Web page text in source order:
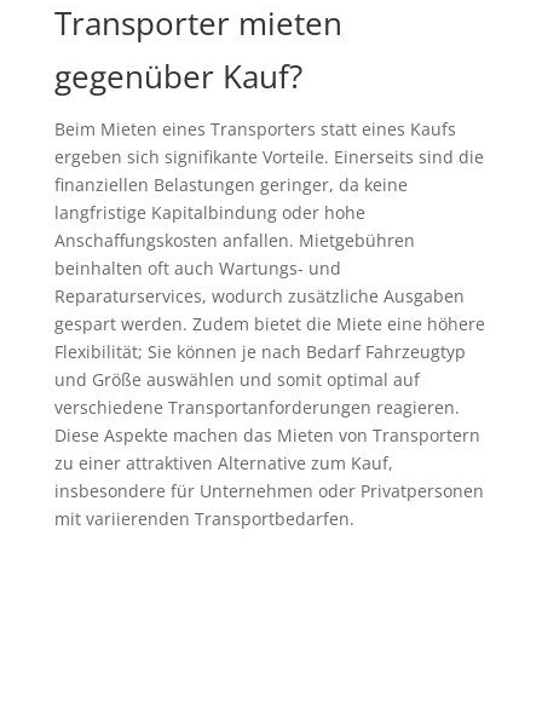
Transporter mieten
gegenüber Kauf?
Beim Mieten eines Transporters statt eines Kaufs
ergeben sich signifikante Vorteile. Einerseits sind die
finanziellen Belastungen geringer, da keine
langfristige Kapitalbindung oder hohe
Anschaffungskosten anfallen. Mietgebühren
beinhalten oft auch Wartungs- und
Reparaturservices, wodurch zusätzliche Ausgaben
gespart werden. Zudem bietet die Miete eine höhere
Flexibilität; Sie können je nach Bedarf Fahrzeugtyp
und Größe auswählen und somit optimal auf
verschiedene Transportanforderungen reagieren.
Diese Aspekte machen das Mieten von Transportern
zu einer attraktiven Alternative zum Kauf,
insbesondere für Unternehmen oder Privatpersonen
mit variierenden Transportbedarfen.